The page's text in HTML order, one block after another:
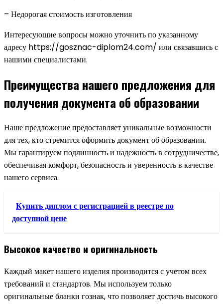
– Недорогая стоимость изготовления
Интересующие вопросы можно уточнить по указанному
адресу https://gosznac-diplom24.com/ или связавшись с
нашими специалистами.
Преимущества нашего предложения для
получения документа об образовании
Наше предложение предоставляет уникальные возможности
для тех, кто стремится оформить документ об образовании.
Мы гарантируем подлинность и надежность в сотрудничестве,
обеспечивая комфорт, безопасность и уверенность в качестве
нашего сервиса.
Купить диплом с регистрацией в реестре по
доступной цене
Высокое качество и оригинальность
Каждый макет нашего изделия производится с учетом всех
требований и стандартов. Мы используем только
оригинальные бланки гознак, что позволяет достичь высокого